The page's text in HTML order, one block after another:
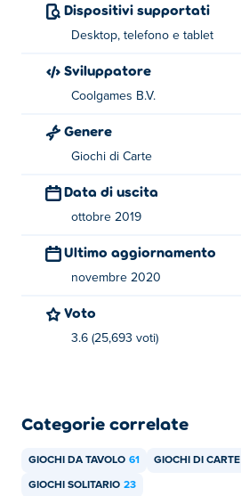
Dispositivi supportati
Desktop, telefono e tablet
Sviluppatore
Coolgames B.V.
Genere
Giochi di Carte
Data di uscita
ottobre 2019
Ultimo aggiornamento
novembre 2020
Voto
3.6 (25,693 voti)
Categorie correlate
GIOCHI DA TAVOLO 61 GIOCHI DI CARTE
GIOCHI SOLITARIO 23